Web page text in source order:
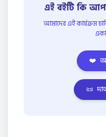
এই বইটি কি
আমাদের এই কার্যক্রম
❤️
📜